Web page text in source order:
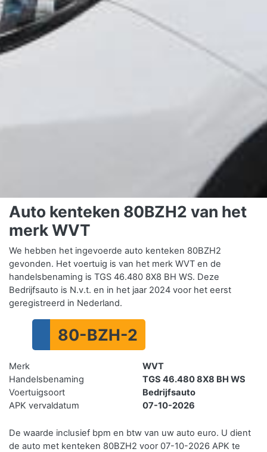
Auto kenteken 80BZH2 van het
merk WVT
We hebben het ingevoerde auto kenteken 80BZH2
gevonden. Het voertuig is van het merk WVT en de
handelsbenaming is TGS 46.480 8X8 BH WS. Deze
Bedrijfsauto is N.v.t. en in het jaar 2024 voor het eerst
geregistreerd in Nederland.
80-BZH-2
Merk
WVT
Handelsbenaming
TGS 46.480 8X8 BH WS
Voertuigsoort
Bedrijfsauto
APK vervaldatum
07-10-2026
De waarde inclusief bpm en btw van uw auto euro. U dient
de auto met kenteken 80BZH2 voor 07-10-2026 APK te